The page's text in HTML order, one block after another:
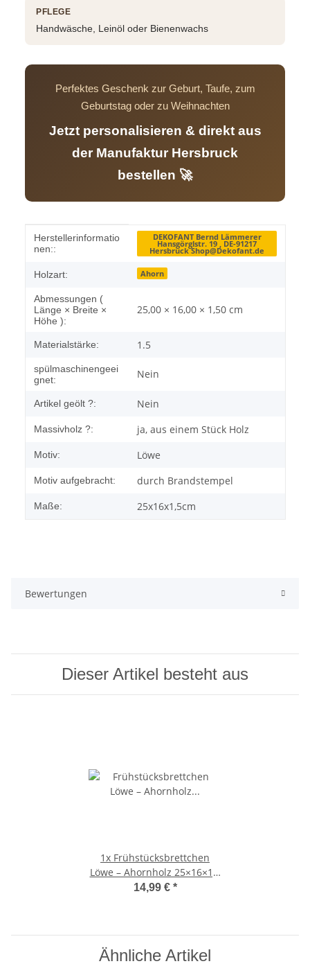
PFLEGE
Handwäsche, Leinöl oder Bienenwachs
Perfektes Geschenk zur Geburt, Taufe, zum
Geburtstag oder zu Weihnachten
Jetzt personalisieren & direkt aus
der Manufaktur Hersbruck
bestellen 🚀
Produkteigenschaft
Wert
Herstellerinformatio
nen::
DEKOFANT Bernd Lämmerer
Hansgörglstr. 19 , DE-91217
Hersbruck Shop@Dekofant.de
Holzart: Ahorn
Abmessungen (
Länge × Breite ×
Höhe ):
25,00 × 16,00 × 1,50 cm
Materialstärke: 1.5
spülmaschinengeei
gnet:
Nein
Artikel geölt ?: Nein
Massivholz ?: ja, aus einem Stück Holz
Motiv: Löwe
Motiv aufgebracht: durch Brandstempel
Maße: 25x16x1,5cm
Bewertungen
Dieser Artikel besteht aus
1x Frühstücksbrettchen
Löwe – Ahornholz 25×16×1,5
cm
14,99 € *
Ähnliche Artikel